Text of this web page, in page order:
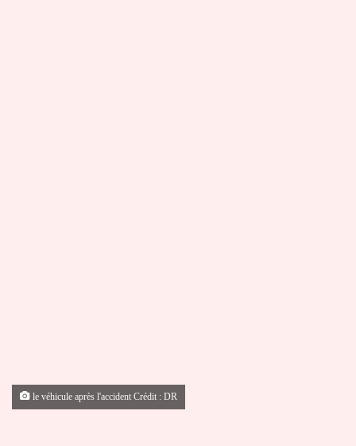
le véhicule après l'accident Crédit : DR